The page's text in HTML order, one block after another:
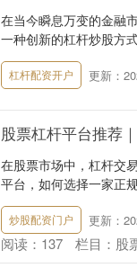
在当今瞬息万变的金融
一种创新的杠杆炒股方
杠杆配资开户 更新：
股票杠杆平台推荐
在股票市场中，杠杆交
平台，如何选择一家正
炒股配资门户 更新：
阅读： 137 栏目： 股